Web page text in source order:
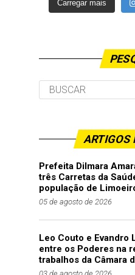
Carregar mais
ARTIGOS
Prefeita Dilmara
três Carretas da
população de
05 de agosto de 2026
Leo Couto e Evandro
entre os Poderes na
trabalhos da Câmara